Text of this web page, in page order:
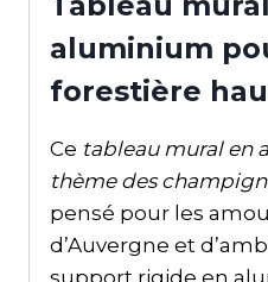
aluminium
forestière
Ce tableau mural en
thème des
pensé pour les
d’Auvergne et
support rigide en